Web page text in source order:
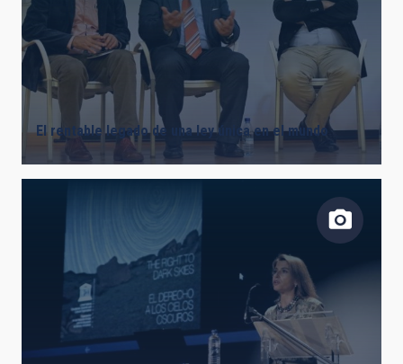
El rentable legado de una ley única en el mundo